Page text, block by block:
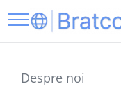
Toate Produsele
Articole animale
Despre noi